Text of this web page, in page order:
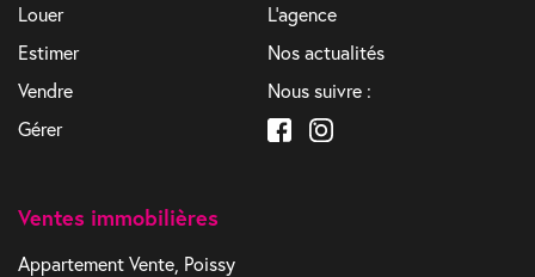
Louer
Estimer
Vendre
Gérer
L'agence
Nos actualités
Nous suivre :
Ventes immobilières
Appartement Vente, Poissy